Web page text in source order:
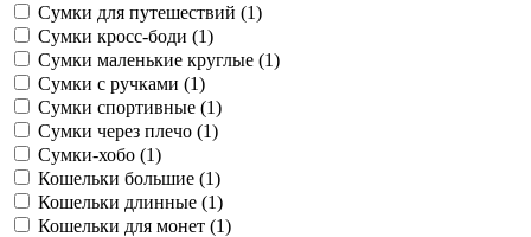
Сумки для путешествий (1)
Сумки кросс-боди (1)
Сумки маленькие круглые (1)
Сумки с ручками (1)
Сумки спортивные (1)
Сумки через плечо (1)
Сумки-хобо (1)
Кошельки большие (1)
Кошельки длинные (1)
Кошельки для монет (1)